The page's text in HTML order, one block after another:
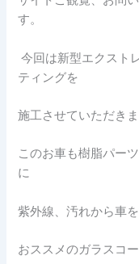
す。
今回は新型エクスト
ティングを
施工させていただき
このお車も樹脂パー
に
紫外線、汚れから車
おススメのガラスコ